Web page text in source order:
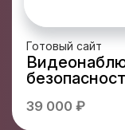
Готовый сайт
39 000 ₽